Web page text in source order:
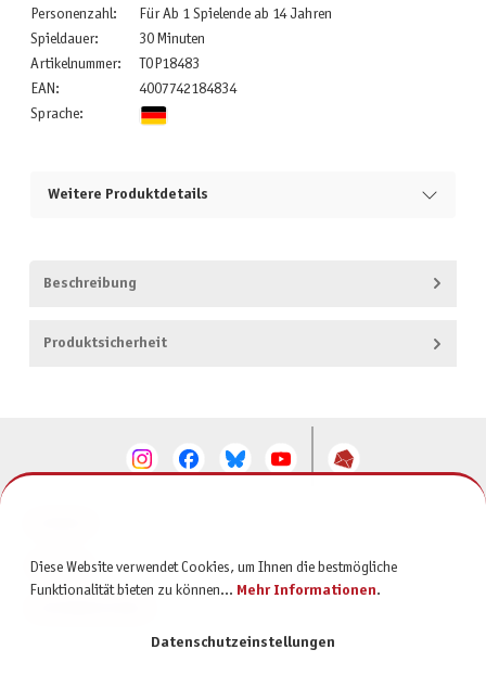
Personenzahl:
Für Ab 1 Spielende ab 14 Jahren
Spieldauer:
30 Minuten
Artikelnummer:
TOP18483
EAN:
4007742184834
Sprache:
Weitere Produktdetails
Beschreibung
Produktsicherheit
SERVICE
Diese Website verwendet Cookies, um Ihnen die bestmögliche
Funktionalität bieten zu können... Mehr Informationen.
Datenschutzeinstellungen